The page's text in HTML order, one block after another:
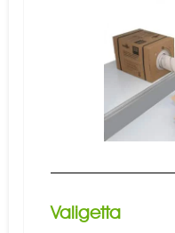
Valigetta